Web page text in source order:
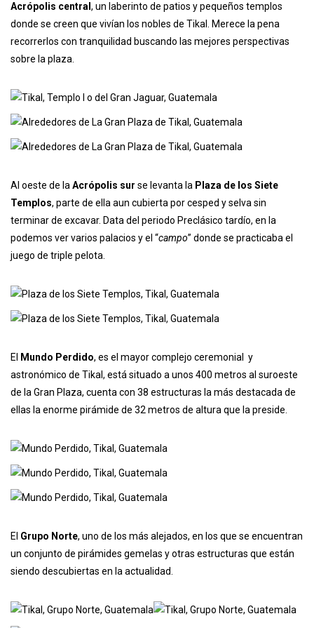
Acrópolis central , un laberinto de patios y pequeños templos
donde se creen que vivían los nobles de Tikal. Merece la pena
recorrerlos con tranquilidad buscando las mejores perspectivas
sobre la plaza.
Al oeste de la Acrópolis sur se levanta la Plaza de los Siete
Templos, parte de ella aun cubierta por cesped y selva sin
terminar de excavar. Data del periodo Preclásico tardío, en la
podemos ver varios palacios y el “campo” donde se practicaba el
juego de triple pelota.
El Mundo Perdido, es el mayor complejo ceremonial y
astronómico de Tikal, está situado a unos 400 metros al suroeste
de la Gran Plaza, cuenta con 38 estructuras la más destacada de
ellas la enorme pirámide de 32 metros de altura que la preside.
El Grupo Norte, uno de los más alejados, en los que se encuentran
un conjunto de pirámides gemelas y otras estructuras que están
siendo descubiertas en la actualidad.